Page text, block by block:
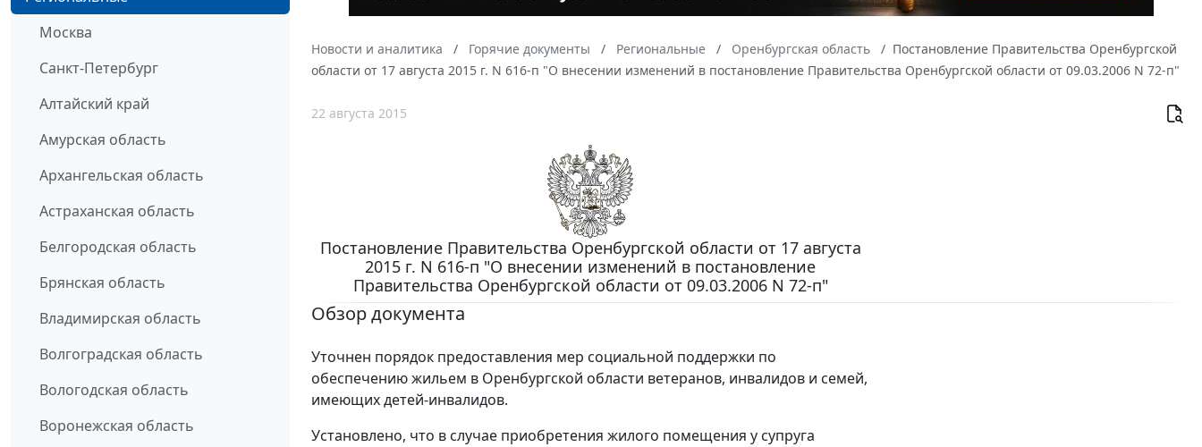
Москва
Санкт-Петербург
Алтайский край
Амурская область
Архангельская область
Астраханская область
Белгородская область
Брянская область
Владимирская область
Волгоградская область
Вологодская область
Воронежская область
Новости и аналитика Горячие документы Региональные Оренбургская область
Постановление Правительства Оренбургской
области от 17 августа 2015 г. N 616-п "О внесении изменений в постановление Правительства Оренбургской области от 09.03.2006 N 72-п"
22 августа 2015
Постановление Правительства Оренбургской области от 17 августа
2015 г. N 616-п "О внесении изменений в постановление
Правительства Оренбургской области от 09.03.2006 N 72-п"
Обзор документа
Уточнен порядок предоставления мер социальной поддержки по
обеспечению жильем в Оренбургской области ветеранов, инвалидов и семей,
имеющих детей-инвалидов.
Установлено, что в случае приобретения жилого помещения у супруга